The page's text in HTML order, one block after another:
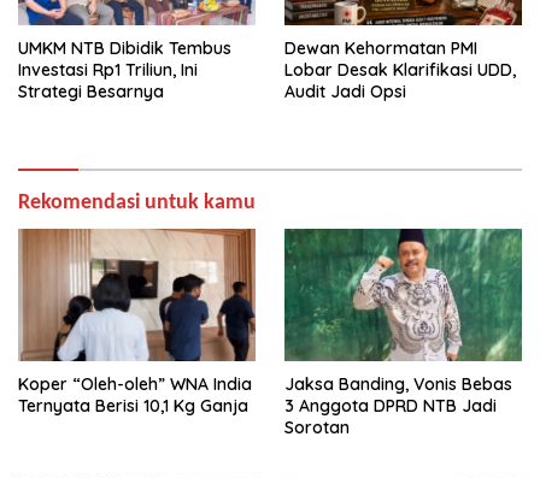
UMKM NTB Dibidik Tembus
Investasi Rp1 Triliun, Ini
Strategi Besarnya
Dewan Kehormatan PMI
Lobar Desak Klarifikasi UDD,
Audit Jadi Opsi
Rekomendasi untuk kamu
Koper “Oleh-oleh” WNA India
Ternyata Berisi 10,1 Kg Ganja
Jaksa Banding, Vonis Bebas
3 Anggota DPRD NTB Jadi
Sorotan